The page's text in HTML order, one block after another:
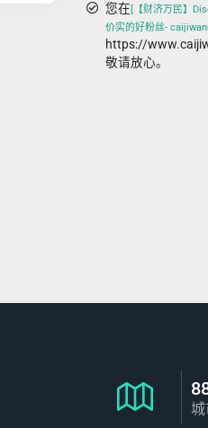
您在[【财济万民】
价实的好粉丝-
https://
敬请放心。